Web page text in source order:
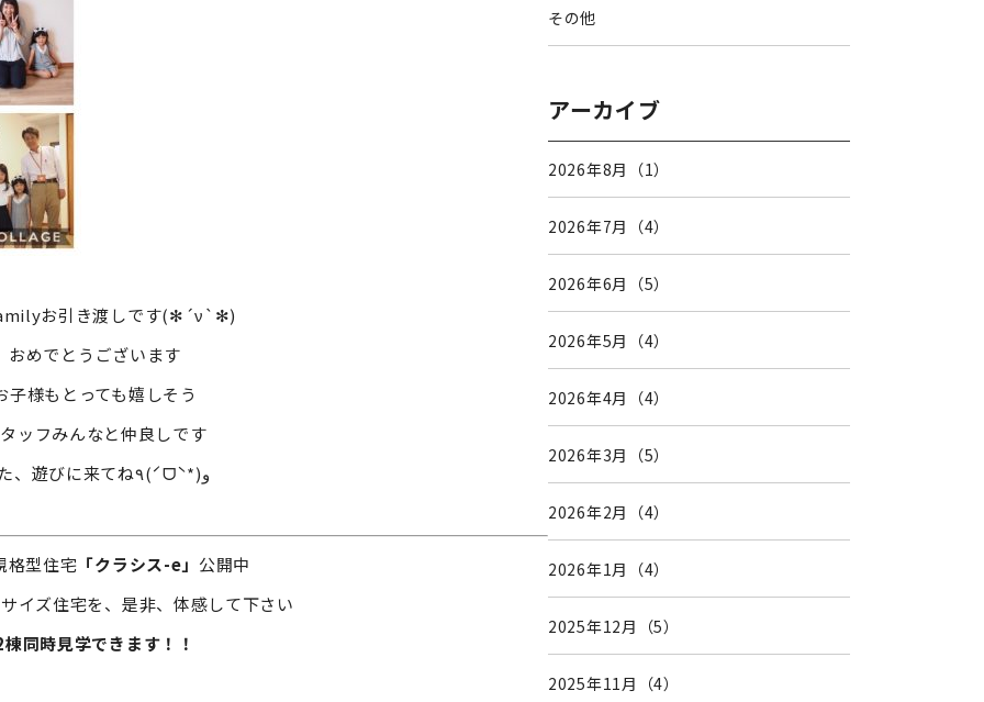
お引き渡しです(✻︎´ν`✻︎)
おめでとうございます
子様もとっても嬉しそう
ッフみんなと仲良しです
また、遊びに来てね٩(ˊᗜˋ*)و
格型住宅 「クラシス-e」 公開中
イズ住宅を、是非、体感して下さい
棟同時見学できます！！
その他
アーカイブ
2026年8月（1）
2026年7月（4）
2026年6月（5）
2026年5月（4）
2026年4月（4）
2026年3月（5）
2026年2月（4）
2026年1月（4）
2025年12月（5）
2025年11月（4）